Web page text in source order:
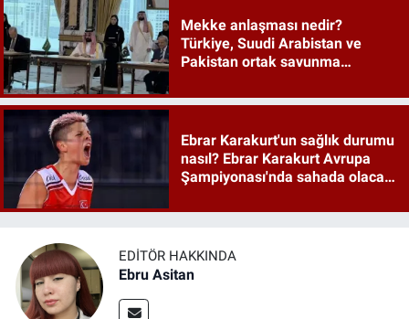
Mekke anlaşması nedir?
Türkiye, Suudi Arabistan ve
Pakistan ortak savunma
Ebrar Karakurt'un sağlık durumu
nasıl? Ebrar Karakurt Avrupa
Şampiyonası'nda sahada olacak
EDITÖR HAKKINDA
Ebru Asitan